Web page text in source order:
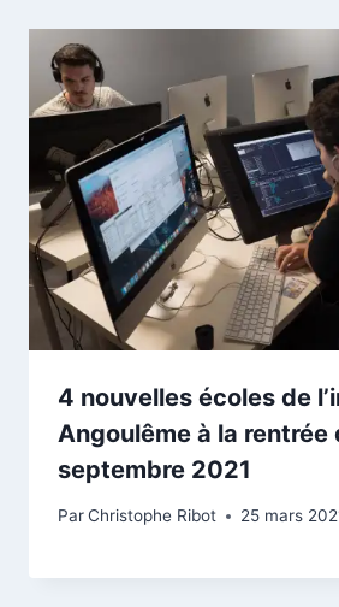
4 nouvelles écoles de
Angoulême à la rentrée
septembre 2021
ParChristophe Ribot 25 mars